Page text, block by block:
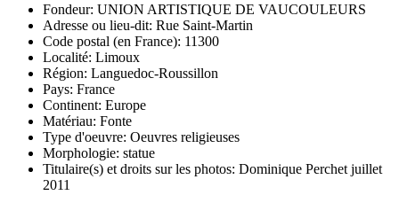
Fondeur: UNION ARTISTIQUE DE VAUCOULEURS
Adresse ou lieu-dit: Rue Saint-Martin
Code postal (en France): 11300
Localité: Limoux
Région: Languedoc-Roussillon
Pays: France
Continent: Europe
Matériau: Fonte
Type d'oeuvre: Oeuvres religieuses
Morphologie: statue
Titulaire(s) et droits sur les photos: Dominique Perchet juillet
2011